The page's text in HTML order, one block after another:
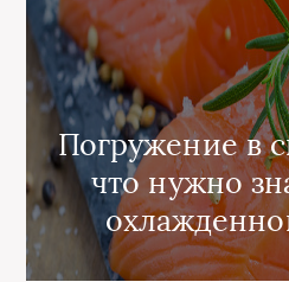
Погружение в
что нужно